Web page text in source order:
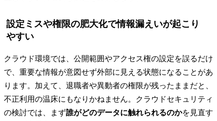
設定ミスや権限の肥大化で情報漏えいが起こり
やすい
クラウド環境では、公開範囲やアクセス権の設定を誤るだけ
で、重要な情報が意図せず外部に見える状態になることがあ
ります。加えて、退職者や異動者の権限が残ったままだと、
不正利用の温床にもなりかねません。クラウドセキュリティ
の検討では、まず誰がどのデータに触れられるのかを見直す